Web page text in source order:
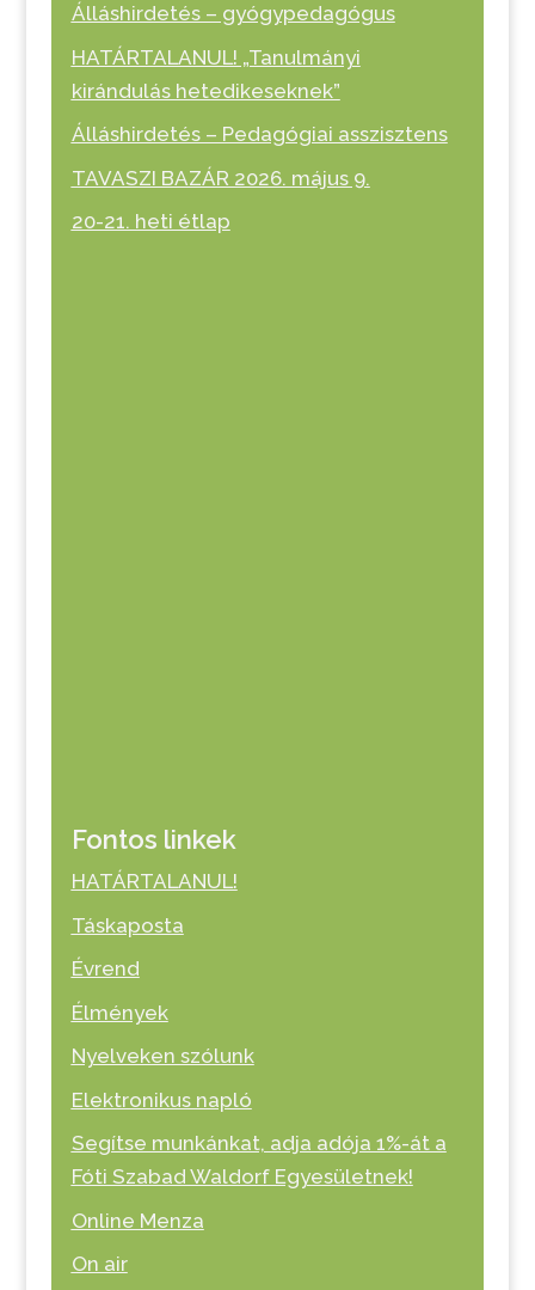
Álláshirdetés – gyógypedagógus
HATÁRTALANUL! „Tanulmányi
kirándulás hetedikeseknek”
Álláshirdetés – Pedagógiai asszisztens
TAVASZI BAZÁR 2026. május 9.
20-21. heti étlap
Fontos linkek
HATÁRTALANUL!
Táskaposta
Évrend
Élmények
Nyelveken szólunk
Elektronikus napló
Segítse munkánkat, adja adója 1%-át a
Fóti Szabad Waldorf Egyesületnek!
Online Menza
On air